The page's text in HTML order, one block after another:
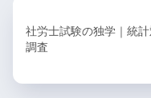
社労士試験の独学｜統
調査